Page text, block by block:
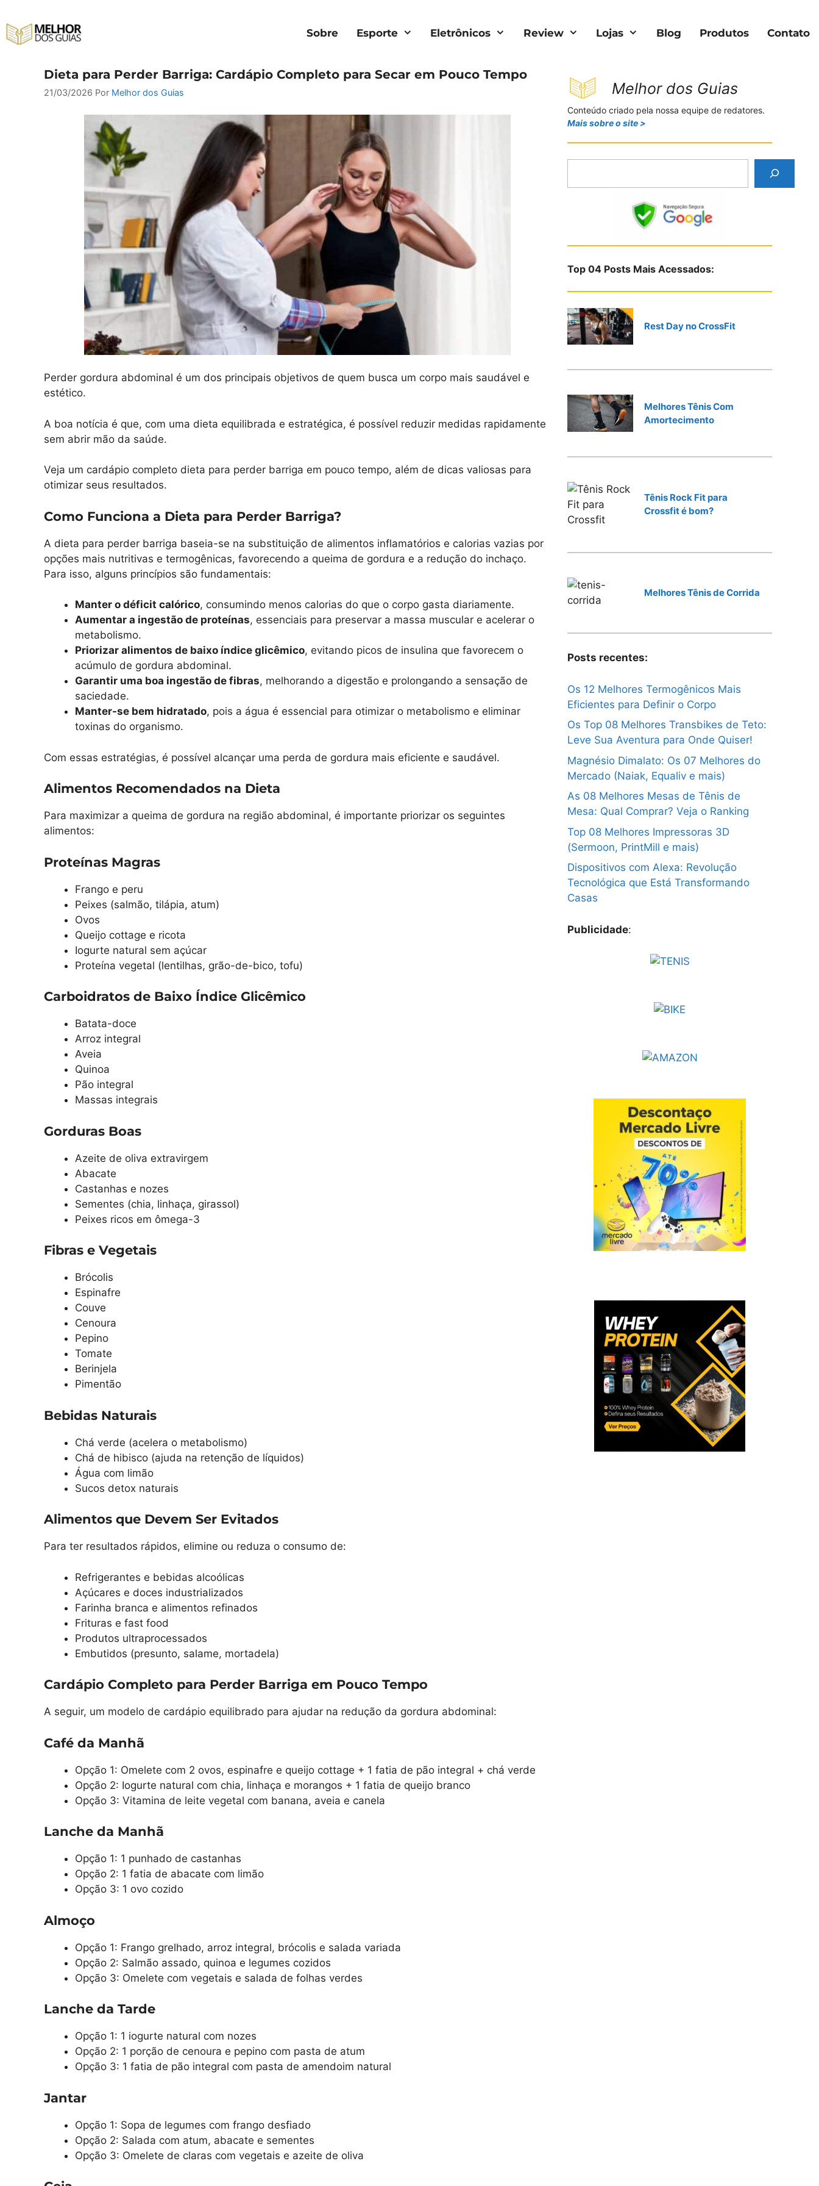
para
Sobre Esporte Eletrônicos Review Lojas Blog Produtos Contato
Dieta para Perder Barriga: Cardápio Completo para Secar em Pouco Tempo
21/03/2026 Por Melhor dos Guias
Perder gordura abdominal é um dos principais objetivos de quem busca um corpo mais saudável e
estético.
A boa notícia é que, com uma dieta equilibrada e estratégica, é possível reduzir medidas rapidamente
sem abrir mão da saúde.
Veja um cardápio completo dieta para perder barriga em pouco tempo, além de dicas valiosas para
otimizar seus resultados.
Como Funciona a Dieta para Perder Barriga?
A dieta para perder barriga baseia-se na substituição de alimentos inflamatórios e calorias vazias por
opções mais nutritivas e termogênicas, favorecendo a queima de gordura e a redução do inchaço.
Para isso, alguns princípios são fundamentais:
Manter o déficit calórico, consumindo menos calorias do que o corpo gasta diariamente.
Aumentar a ingestão de proteínas, essenciais para preservar a massa muscular e acelerar o
metabolismo.
Priorizar alimentos de baixo índice glicêmico, evitando picos de insulina que favorecem o
acúmulo de gordura abdominal.
Garantir uma boa ingestão de fibras, melhorando a digestão e prolongando a sensação de
saciedade.
Manter-se bem hidratado, pois a água é essencial para otimizar o metabolismo e eliminar
toxinas do organismo.
Com essas estratégias, é possível alcançar uma perda de gordura mais eficiente e saudável.
Alimentos Recomendados na Dieta
Para maximizar a queima de gordura na região abdominal, é importante priorizar os seguintes
alimentos:
Proteínas Magras
Frango e peru
Peixes (salmão, tilápia, atum)
Ovos
Queijo cottage e ricota
Iogurte natural sem açúcar
Proteína vegetal (lentilhas, grão-de-bico, tofu)
Carboidratos de Baixo Índice Glicêmico
Batata-doce
Arroz integral
Aveia
Quinoa
Pão integral
Massas integrais
Gorduras Boas
Azeite de oliva extravirgem
Abacate
Castanhas e nozes
Sementes (chia, linhaça, girassol)
Peixes ricos em ômega-3
Fibras e Vegetais
Brócolis
Espinafre
Couve
Cenoura
Pepino
Tomate
Berinjela
Pimentão
Bebidas Naturais
Chá verde (acelera o metabolismo)
Chá de hibisco (ajuda na retenção de líquidos)
Água com limão
Sucos detox naturais
Alimentos que Devem Ser Evitados
Para ter resultados rápidos, elimine ou reduza o consumo de:
Refrigerantes e bebidas alcoólicas
Açúcares e doces industrializados
Farinha branca e alimentos refinados
Frituras e fast food
Produtos ultraprocessados
Embutidos (presunto, salame, mortadela)
Cardápio Completo para Perder Barriga em Pouco Tempo
A seguir, um modelo de cardápio equilibrado para ajudar na redução da gordura abdominal:
Café da Manhã
Opção 1: Omelete com 2 ovos, espinafre e queijo cottage + 1 fatia de pão integral + chá verde
Opção 2: Iogurte natural com chia, linhaça e morangos + 1 fatia de queijo branco
Opção 3: Vitamina de leite vegetal com banana, aveia e canela
Lanche da Manhã
Opção 1: 1 punhado de castanhas
Opção 2: 1 fatia de abacate com limão
Opção 3: 1 ovo cozido
Almoço
Opção 1: Frango grelhado, arroz integral, brócolis e salada variada
Opção 2: Salmão assado, quinoa e legumes cozidos
Opção 3: Omelete com vegetais e salada de folhas verdes
Lanche da Tarde
Opção 1: 1 iogurte natural com nozes
Opção 2: 1 porção de cenoura e pepino com pasta de atum
Opção 3: 1 fatia de pão integral com pasta de amendoim natural
Jantar
Opção 1: Sopa de legumes com frango desfiado
Opção 2: Salada com atum, abacate e sementes
Opção 3: Omelete de claras com vegetais e azeite de oliva
Melhor dos Guias
Conteúdo criado pela nossa equipe de redatores.
Mais sobre o site >
a
Top 04 Posts Mais Acessados:
Rest Day no CrossFit
Melhores Tênis Com
Amortecimento
Tênis Rock Fit para
Crossfit é bom?
Melhores Tênis de Corrida
Posts recentes:
Os 12 Melhores Termogênicos Mais
Eficientes para Definir o Corpo
Os Top 08 Melhores Transbikes de Teto:
Leve Sua Aventura para Onde Quiser!
Magnésio Dimalato: Os 07 Melhores do
Mercado (Naiak, Equaliv e mais)
As 08 Melhores Mesas de Tênis de
Mesa: Qual Comprar? Veja o Ranking
Top 08 Melhores Impressoras 3D
(Sermoon, PrintMill e mais)
Dispositivos com Alexa: Revolução
Tecnológica que Está Transformando
Casas
Publicidade: